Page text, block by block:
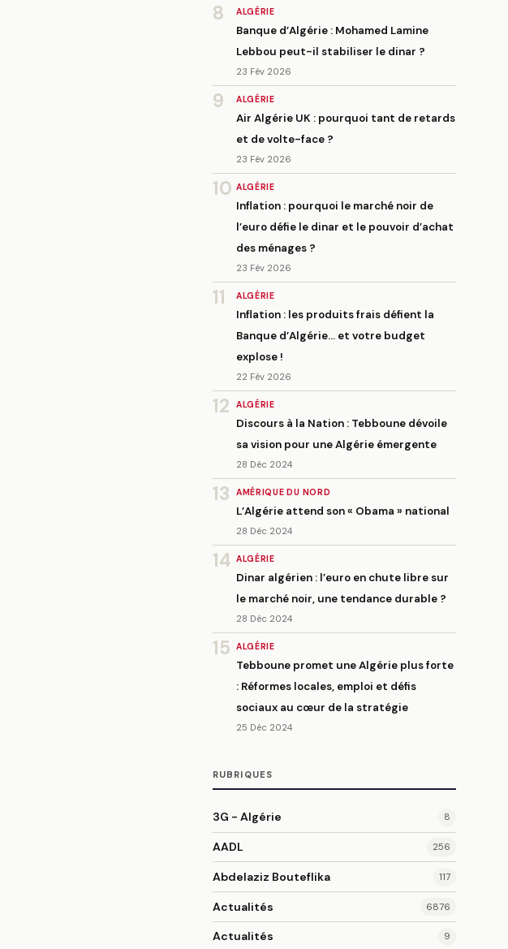
8 ALGÉRIE
Banque d’Algérie : Mohamed Lamine
Lebbou peut-il stabiliser le dinar ?
23 Fév 2026
9 ALGÉRIE
Air Algérie UK : pourquoi tant de retards
et de volte-face ?
23 Fév 2026
10 ALGÉRIE
Inflation : pourquoi le marché noir de
l’euro défie le dinar et le pouvoir d’achat
des ménages ?
23 Fév 2026
11 ALGÉRIE
Inflation : les produits frais défient la
Banque d’Algérie… et votre budget
explose !
22 Fév 2026
12 ALGÉRIE
Discours à la Nation : Tebboune dévoile
sa vision pour une Algérie émergente
28 Déc 2024
13 AMÉRIQUE DU NORD
L’Algérie attend son « Obama » national
28 Déc 2024
14 ALGÉRIE
Dinar algérien : l’euro en chute libre sur
le marché noir, une tendance durable ?
28 Déc 2024
15 ALGÉRIE
Tebboune promet une Algérie plus forte
: Réformes locales, emploi et défis
sociaux au cœur de la stratégie
25 Déc 2024
RUBRIQUES
3G - Algérie 8
AADL 256
Abdelaziz Bouteflika 117
Actualités 6876
Actualités 9